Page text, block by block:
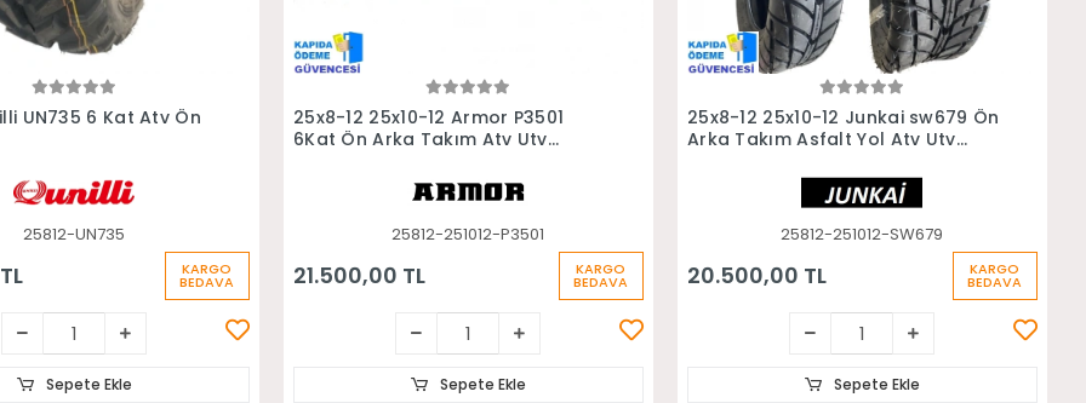
Sepete Ekle
UN735 6 Kat Atv Ön
25812-UN735
KARGO
BEDAVA
Sepete Ekle
Sepete Ekle
25x8-12 25x10-12 Armor P3501
6Kat Ön Arka Takım Atv Utv
25812-251012-P3501
21.500,00 TL KARGO
BEDAVA
Sepete Ekle
Sepete Ekle
25x8-12 25x10-12 Junkai sw679 Ön
Arka Takım Asfalt Yol Atv Utv
25812-251012-SW679
20.500,00 TL KARGO
BEDAVA
Sepete Ekle